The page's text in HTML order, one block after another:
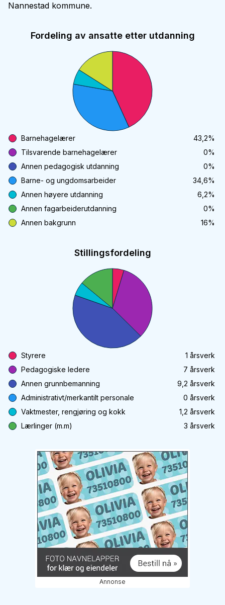
Nannestad kommune.
Fordeling av ansatte etter utdanning
Barnehagelærer 43,2%
Tilsvarende barnehagelærer
0%
Annen pedagogisk utdanning
0%
Barne- og ungdomsarbeider
34,6%
Annen høyere utdanning
6,2%
Annen fagarbeiderutdanning
0%
Annen bakgrunn
16%
Stillingsfordeling
Styrere 1 årsverk
Pedagogiske ledere
7 årsverk
Annen grunnbemanning
9,2 årsverk
Administrativt/merkantilt personale
0 årsverk
Vaktmester, rengjøring og kokk
1,2 årsverk
Lærlinger (m.m)
3 årsverk
Annonse